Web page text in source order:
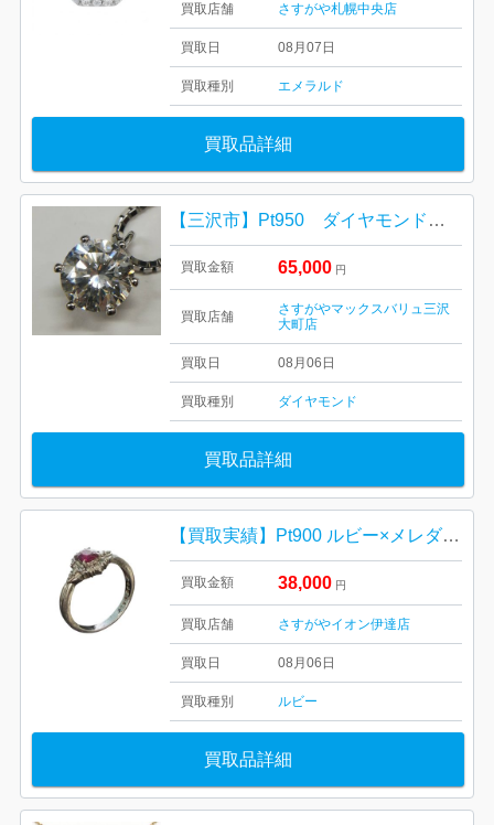
買取店舗 さすがや札幌中央店
買取日 08月07日
買取種別 エメラルド
買取品詳細
【三沢市】Pt950 ダイヤモンドネックレス をお買取り致しました！
買取金額 65,000 円
買取店舗
さすがやマックスバリュ三沢
大町店
買取日 08月06日
買取種別 ダイヤモンド
買取品詳細
【買取実績】Pt900 ルビー×メレダイヤリングを高価買取しました｜イオン伊達店
買取金額 38,000 円
買取店舗 さすがやイオン伊達店
買取日 08月06日
買取種別 ルビー
買取品詳細